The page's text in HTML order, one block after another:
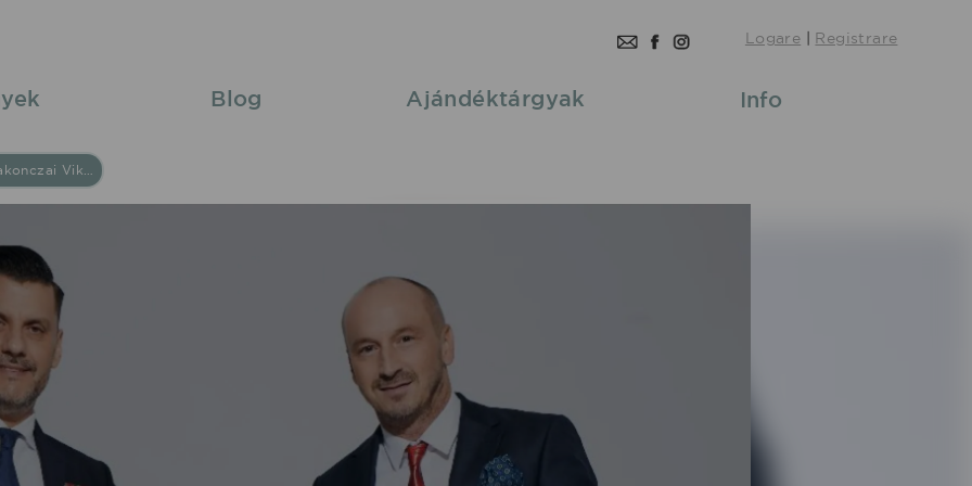
Logare | Registrare
Blog Ajándéktárgyak Info
Kökény Attila - Rakonczai Viktor 2025/07/05 21:00 Dunakeszi Bor és Jazz Fesztivál élő koncert